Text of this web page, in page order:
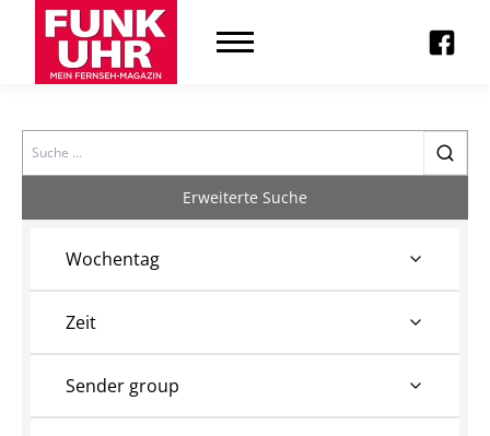
Search
Erweiterte Suche
Wochentag
Zeit
Sender group